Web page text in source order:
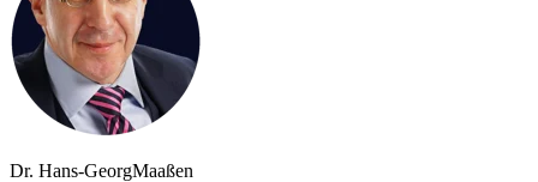
Dr. Hans-GeorgMaaßen